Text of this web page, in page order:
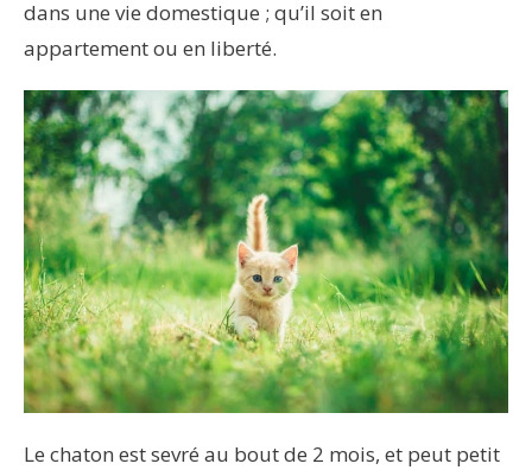
dans une vie domestique ; qu’il soit en
appartement ou en liberté.
Le chaton est sevré au bout de 2 mois, et peut petit